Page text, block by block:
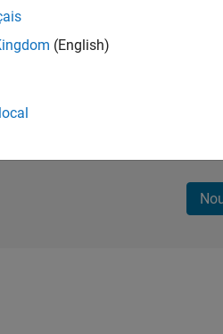
Rejoignez
Recevez des alertes
personnalisées,
(English)